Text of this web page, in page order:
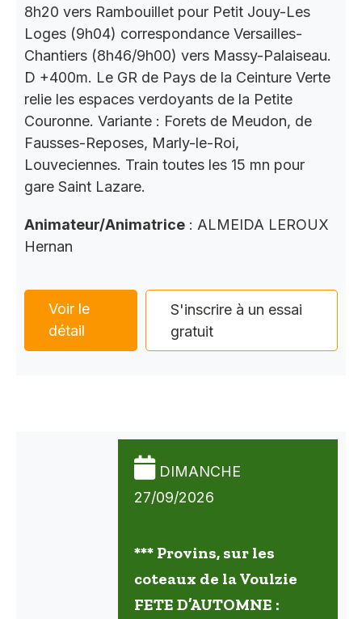
8h20 vers Rambouillet pour Petit Jouy-Les
Loges (9h04) correspondance Versailles-
Chantiers (8h46/9h00) vers Massy-Palaiseau.
D +400m. Le GR de Pays de la Ceinture Verte
relie les espaces verdoyants de la Petite
Couronne. Variante : Forets de Meudon, de
Fausses-Reposes, Marly-le-Roi,
Louveciennes. Train toutes les 15 mn pour
gare Saint Lazare.
Animateur/Animatrice : ALMEIDA LEROUX
Hernan
Voir le
détail
S'inscrire à un essai
gratuit
DIMANCHE
27/09/2026
*** Provins, sur les
coteaux de la Voulzie
FETE D’AUTOMNE :